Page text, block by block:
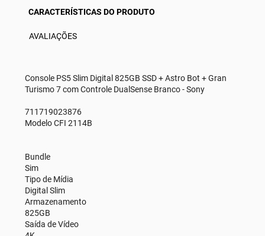
CARACTERÍSTICAS DO PRODUTO
AVALIAÇÕES
Console PS5 Slim Digital 825GB SSD + Astro Bot + Gran
Turismo 7 com Controle DualSense Branco - Sony
711719023876
Modelo CFI 2114B
Bundle
Sim
Tipo de Mídia
Digital Slim
Armazenamento
825GB
Saída de Vídeo